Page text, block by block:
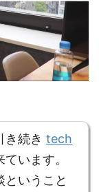
き続き tech
います。
いうこと